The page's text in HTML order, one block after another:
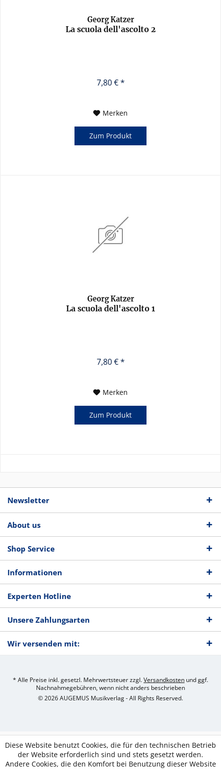
Georg Katzer
La scuola dell'ascolto 2
7,80 € *
Merken
Zum Produkt
Georg Katzer
La scuola dell'ascolto 1
7,80 € *
Merken
Zum Produkt
Newsletter
About us
Shop Service
Informationen
Experten Hotline
Unsere Zahlungsarten
Wir versenden mit:
* Alle Preise inkl. gesetzl. Mehrwertsteuer zzgl.Versandkosten und ggf.
Nachnahmegebühren, wenn nicht anders beschrieben
© 2026 AUGEMUS Musikverlag - All Rights Reserved.
Diese Website benutzt Cookies, die für den technischen Betrieb
der Website erforderlich sind und stets gesetzt werden.
Andere Cookies, die den Komfort bei Benutzung dieser Website